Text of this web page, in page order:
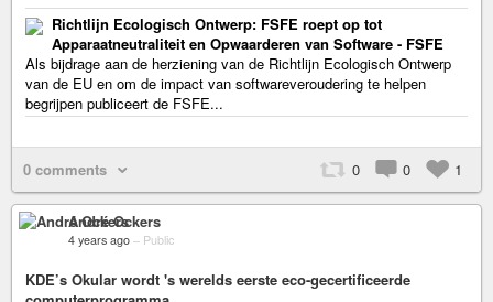
Richtlijn Ecologisch Ontwerp: FSFE roept op tot
Apparaatneutraliteit en Opwaarderen van Software - FSFE
Als bijdrage aan de herziening van de Richtlijn Ecologisch Ontwerp
van de EU en om de impact van softwareveroudering te helpen
begrijpen publiceert de FSFE...
0 comments 0 0 1
André Ockers
4 years ago – Public
KDE’s Okular wordt 's werelds eerste eco-gecertificeerde